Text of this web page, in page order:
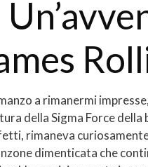
a rimanermi
della Sigma Force della
rimaneva
dimenticata che